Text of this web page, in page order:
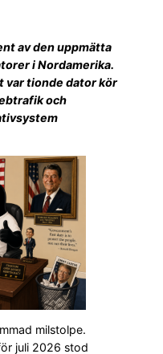
av den uppmätta
i Nordamerika.
var tionde dator kör
och
milstolpe.
juli 2026 stod